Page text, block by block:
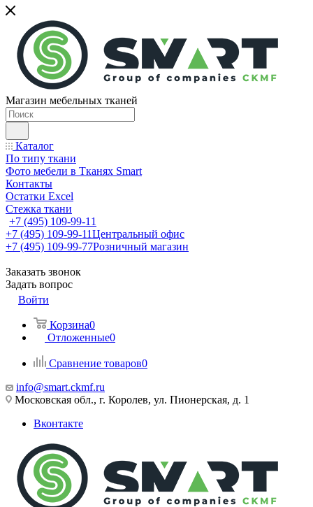
Магазин мебельных тканей
Каталог
По типу ткани
Фото мебели в Тканях Smart
Контакты
Остатки Excel
Стежка ткани
+7 (495) 109-99-11
+7 (495) 109-99-11Центральный офис
+7 (495) 109-99-77Розничный магазин
Заказать звонок
Задать вопрос
Войти
Корзина0
Отложенные0
Сравнение товаров0
info@smart.ckmf.ru
Московская обл., г. Королев, ул. Пионерская, д. 1
Вконтакте